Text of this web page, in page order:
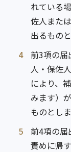
れている
佐人また
出るもの
4
前3項の届
人・保佐
により、
みます）
ものとしま
5
前4項の届
責めに帰